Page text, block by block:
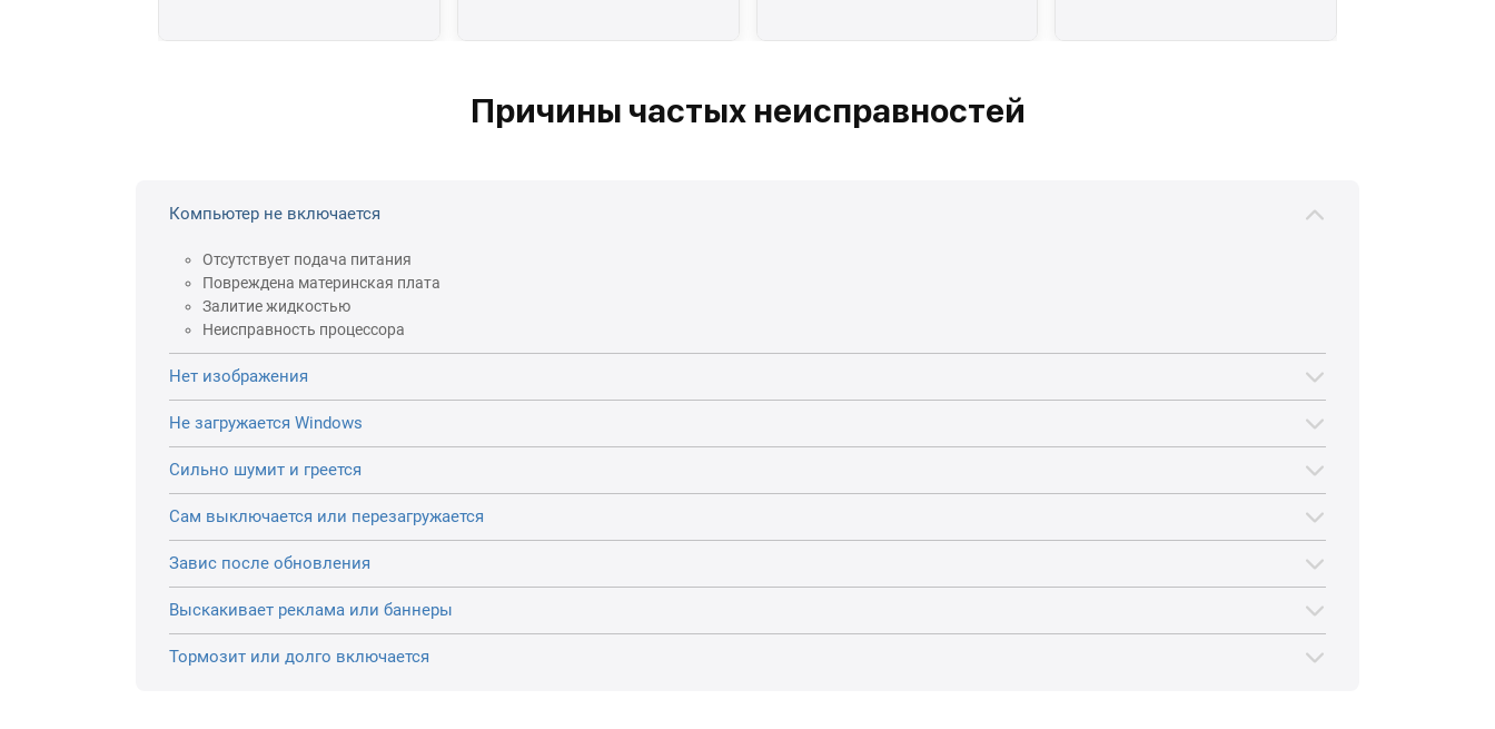
Причины частых неисправностей
Компьютер не включается
Отсутствует подача питания
Повреждена материнская плата
Залитие жидкостью
Неисправность процессора
Нет изображения
Не загружается Windows
Сильно шумит и греется
Сам выключается или перезагружается
Завис после обновления
Выскакивает реклама или баннеры
Тормозит или долго включается